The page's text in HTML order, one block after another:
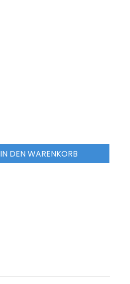
IN DEN WARENKORB